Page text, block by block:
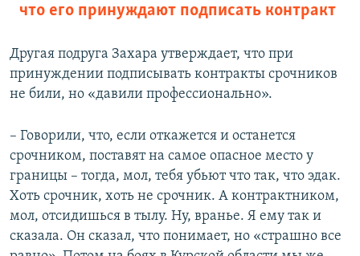
что его принуждают подписать контракт
Другая подруга Захара утверждает, что при
принуждении подписывать контракты срочников
не били, но «давили профессионально».
– Говорили, что, если откажется и останется
срочником, поставят на самое опасное место у
границы – тогда, мол, тебя убьют что так, что эдак.
Хоть срочник, хоть не срочник. А контрактником,
мол, отсидишься в тылу. Ну, вранье. Я ему так и
сказала. Он сказал, что понимает, но «страшно все